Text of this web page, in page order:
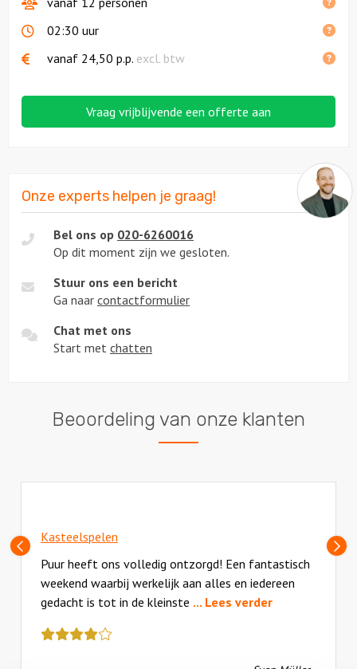
02:30 uur
vanaf 24,50 p.p. excl. btw
Vraag vrijblijvende een offerte aan
Onze experts helpen je graag!
Bel ons op 020-6260016
Op dit moment zijn we gesloten.
Stuur ons een bericht
Ga naar contactformulier
Chat met ons
Start met chatten
Beoordeling van onze klanten
Vorige
slide
Kasteelspelen
Puur heeft ons volledig ontzorgd! Een fantastisch
weekend waarbij werkelijk aan alles en iedereen
gedacht is tot in de kleinste ... Lees verder
review